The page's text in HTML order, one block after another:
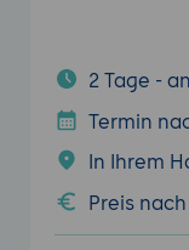
2 Tage -
Termin
In Ihrem
Preis